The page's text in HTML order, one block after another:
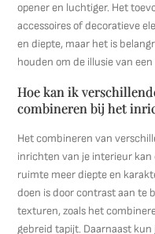
opener en luchtiger. Het
accessoires of decoratieve
en diepte, maar het is
houden om de illusie van
Hoe kan ik
combineren bij het
Het combineren van
inrichten van je interieur
ruimte meer diepte en
doen is door contrast aan te
texturen, zoals het
gebreid tapijt. Daarnaast